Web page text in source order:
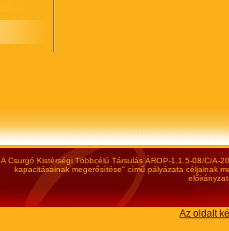
A Csurgó Kistérségi Többcélú Társulás ÁROP-1.1.5-08/C/A-
kapacitásainak megerősítése" című pályázata céljainak
Az oldalt